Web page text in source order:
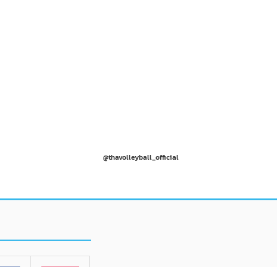
@thavolleyball_official